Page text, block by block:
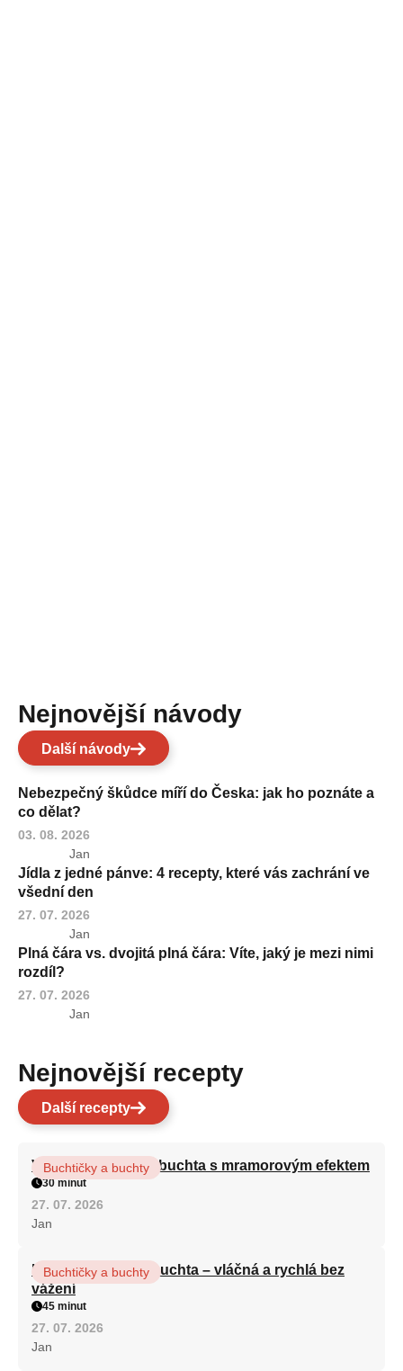
Nejnovější návody
Další návody
Nebezpečný škůdce míří do Česka: jak ho poznáte a
co dělat?
03. 08. 2026
Jan
Jídla z jedné pánve: 4 recepty, které vás zachrání ve
všední den
27. 07. 2026
Jan
Plná čára vs. dvojitá plná čára: Víte, jaký je mezi nimi
rozdíl?
27. 07. 2026
Jan
Nejnovější recepty
Další recepty
Vláčná olejová litá buchta s mramorovým efektem
Buchtičky a buchty
30 minut
27. 07. 2026
Jan
Hrnková maková buchta – vláčná a rychlá bez
vážení
Buchtičky a buchty
45 minut
27. 07. 2026
Jan